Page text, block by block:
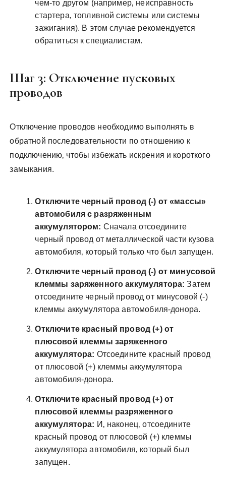
чем-то другом (например‚ неисправность
стартера‚ топливной системы или системы
зажигания). В этом случае рекомендуется
обратиться к специалистам.
Шаг 3: Отключение пусковых
проводов
Отключение проводов необходимо выполнять в
обратной последовательности по отношению к
подключению‚ чтобы избежать искрения и короткого
замыкания.
Отключите черный провод (-) от «массы»
автомобиля с разряженным
аккумулятором: Сначала отсоедините
черный провод от металлической части кузова
автомобиля‚ который только что был запущен.
Отключите черный провод (-) от минусовой
клеммы заряженного аккумулятора: Затем
отсоедините черный провод от минусовой (-)
клеммы аккумулятора автомобиля-донора.
Отключите красный провод (+) от
плюсовой клеммы заряженного
аккумулятора: Отсоедините красный провод
от плюсовой (+) клеммы аккумулятора
автомобиля-донора.
Отключите красный провод (+) от
плюсовой клеммы разряженного
аккумулятора: И‚ наконец‚ отсоедините
красный провод от плюсовой (+) клеммы
аккумулятора автомобиля‚ который был
запущен.